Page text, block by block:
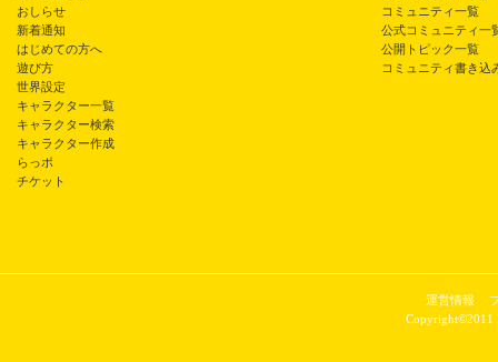
おしらせ
新着通知
はじめての方へ
遊び方
世界設定
キャラクター一覧
キャラクター検索
キャラクター作成
らっポ
チケット
コミュニティ一覧
公式コミュニティ一
公開トピック一覧
コミュニティ書き込
運営情報
Copyright©2011